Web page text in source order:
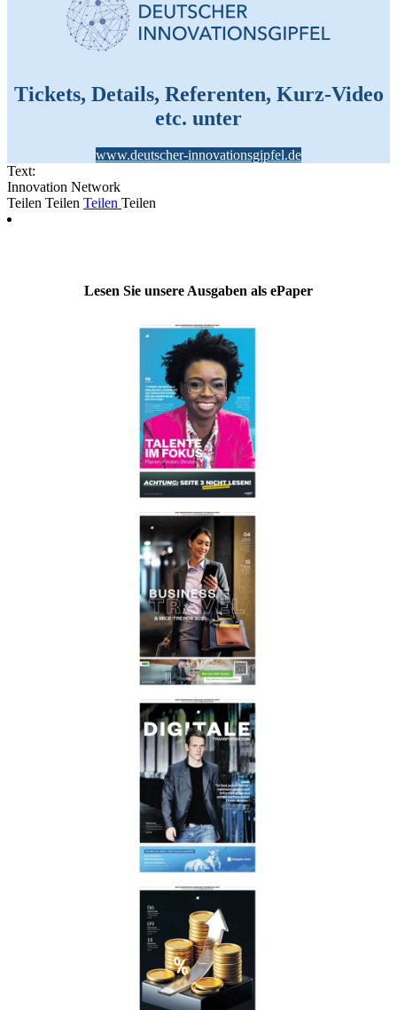
Tickets, Details, Referenten, Kurz-Video
etc. unter
www.deutscher-innovationsgipfel.de
Text:
Innovation Network
Teilen Teilen Teilen Teilen
Lesen Sie unsere Ausgaben als ePaper